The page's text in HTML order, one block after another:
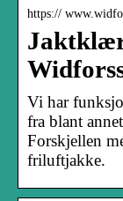
https://
Vi har
fra blant
Forskjellen
friluftjakke.